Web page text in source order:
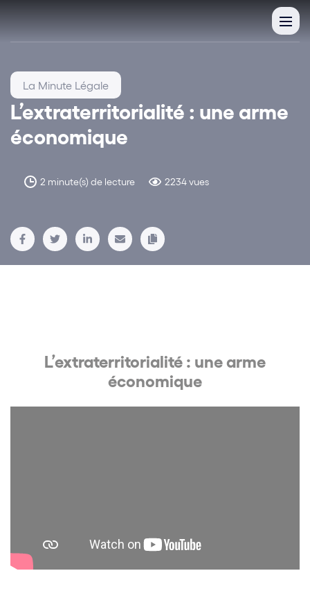
L’extraterritorialité : une arme
économique
2 minute(s) de lecture 2234 vues
La Minute Légale
L’extraterritorialité : une arme
économique